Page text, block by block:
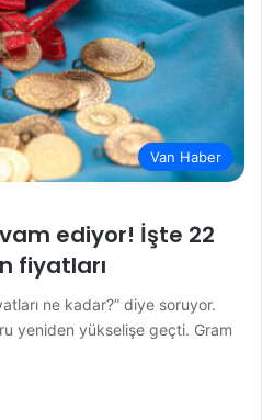
Van Haber
ediyor! İşte 22
fiyatları
ne kadar?” diye soruyor.
yeniden yükselişe geçti. Gram